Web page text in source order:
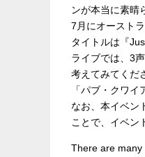
ンが本当に素晴
7月にオースト
タイトルは『
ライブでは、3
考えてみてくだ
「パブ・クワ
なお、本イベン
ことで、イベン
There are many